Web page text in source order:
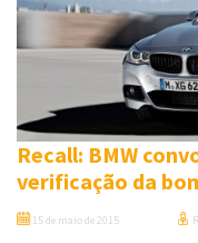
Recall: BMW
verificação da
15 de maio de 2015